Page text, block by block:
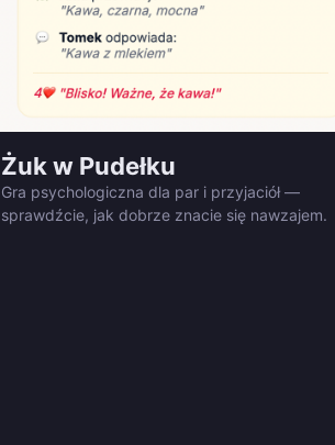
Żuk w Pudełku
Gra psychologiczna dla par i przyjaciół —
sprawdźcie, jak dobrze znacie się nawzajem.